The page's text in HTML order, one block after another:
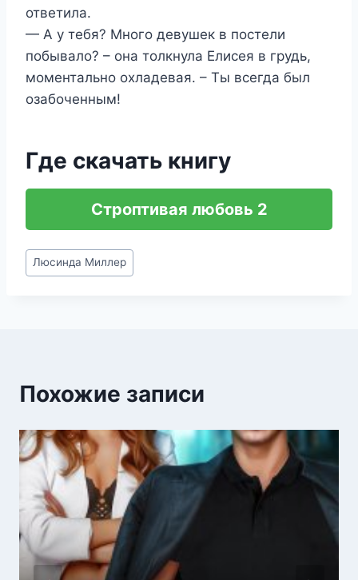
ответила.
— А у тебя? Много девушек в постели
побывало? – она толкнула Елисея в грудь,
моментально охладевая. – Ты всегда был
озабоченным!
Где скачать книгу
Строптивая любовь 2
Метки
записи:
Люсинда Миллер
Похожие записи